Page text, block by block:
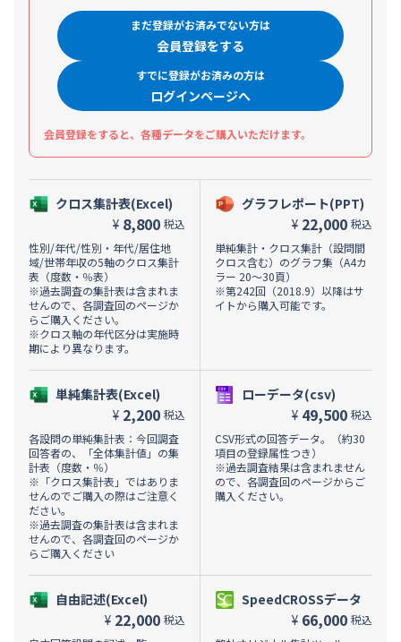
まだ登録がお済みでない方は
会員登録をする
すでに登録がお済みの方は
ログインページへ
会員登録をすると、各種データをご購入いただけます。
クロス集計表(Excel)
¥ 8,800 税込
性別/年代/性別・年代/居住地
域/世帯年収の5軸のクロス集計
表（度数・％表）
※過去調査の集計表は含まれま
せんので、各調査回のページか
らご購入ください。
※クロス軸の年代区分は実施時
期により異なります。
単純集計表(Excel)
¥ 2,200 税込
各設問の単純集計表：今回調査
回答者の、「全体集計値」の集
計表（度数・％）
※「クロス集計表」ではありま
せんのでご購入の際はご注意く
ださい。
※過去調査の集計表は含まれま
せんので、各調査回のページか
らご購入ください
自由記述(Excel)
¥ 22,000 税込
グラフレポート(PPT)
¥ 22,000 税込
単純集計・クロス集計（設問間
クロス含む）のグラフ集（A4カ
ラー 20～30頁）
※第242回（2018.9）以降はサ
イトから購入可能です。
ローデータ(csv)
¥ 49,500 税込
CSV形式の回答データ。（約30
項目の登録属性つき）
※過去調査結果は含まれません
ので、各調査回のページからご
購入ください。
SpeedCROSSデータ
¥ 66,000 税込